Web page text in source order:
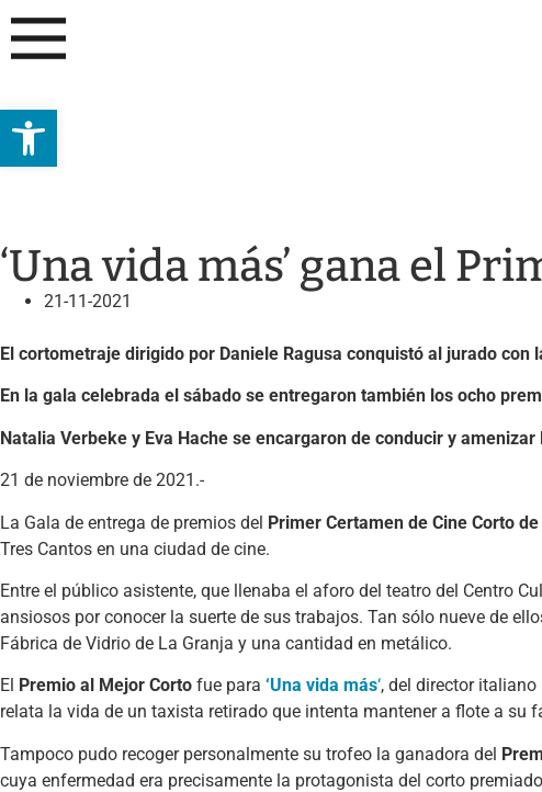
‘Una vida más’ gana el
21-11-2021
El cortometraje dirigido por Daniele Ragusa conquistó al jurado
En la gala celebrada el sábado se entregaron también los ocho
Natalia Verbeke y Eva Hache se encargaron de conducir y
21 de noviembre de 2021.-
La Gala de entrega de premios del Primer Certamen de Cine Corto
Tres Cantos en una ciudad de cine.
Entre el público asistente, que llenaba el aforo del teatro del Centro
ansiosos por conocer la suerte de sus trabajos. Tan sólo nueve de
Fábrica de Vidrio de La Granja y una cantidad en metálico.
El Premio al Mejor Corto fue para ‘Una vida más‘, del director italiano
relata la vida de un taxista retirado que intenta mantener a flote a su
Tampoco pudo recoger personalmente su trofeo la ganadora del
cuya enfermedad era precisamente la protagonista del corto
Abrir barra de herramientas